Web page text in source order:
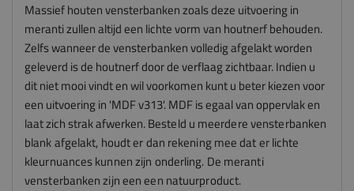
Massief houten vensterbanken zoals deze uitvoering in
meranti zullen altijd een lichte vorm van houtnerf behouden.
Zelfs wanneer de vensterbanken volledig afgelakt worden
geleverd is de houtnerf door de verflaag zichtbaar. Indien u
dit niet mooi vindt en wil voorkomen kunt u beter kiezen voor
een uitvoering in 'MDF v313'. MDF is egaal van oppervlak en
laat zich strak afwerken.Besteld u meerdere vensterbanken
blank afgelakt, houdt er dan rekening mee dat er lichte
kleurnuances kunnen zijn onderling. De meranti
vensterbanken zijn een een natuurproduct.